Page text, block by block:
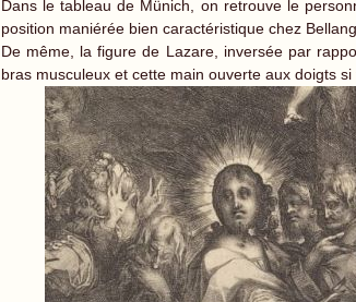
Dans le tableau de Münich, on retrouve le
position maniérée bien caractéristique chez
De même, la figure de Lazare, inversée par
bras musculeux et cette main ouverte aux doigts si